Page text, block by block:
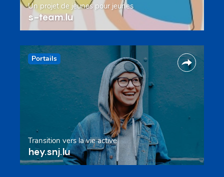
Un projet de jeunes pour jeunes
s-team.lu
Portails
Transition vers la vie active
hey.snj.lu